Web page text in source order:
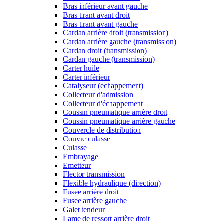
Bras inférieur avant gauche
Bras tirant avant droit
Bras tirant avant gauche
Cardan arrière droit (transmission)
Cardan arrière gauche (transmission)
Cardan droit (transmission)
Cardan gauche (transmission)
Carter huile
Carter inférieur
Catalyseur (échappement)
Collecteur d'admission
Collecteur d'échappement
Coussin pneumatique arrière droit
Coussin pneumatique arrière gauche
Couvercle de distribution
Couvre culasse
Culasse
Embrayage
Emetteur
Flector transmission
Flexible hydraulique (direction)
Fusee arrière droit
Fusee arrière gauche
Galet tendeur
Lame de ressort arrière droit